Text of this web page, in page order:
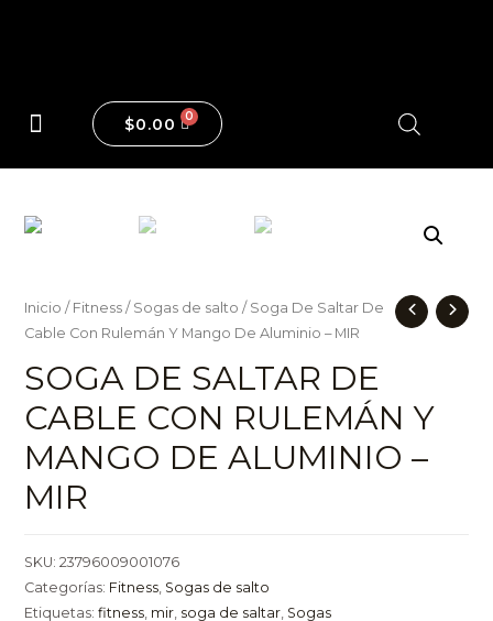
$0.00
Inicio / Fitness/ Sogas de salto / Soga De Saltar De
Cable Con Rulemán Y Mango De Aluminio – MIR
SOGA DE SALTAR DE
CABLE CON RULEMÁN Y
MANGO DE ALUMINIO –
MIR
SKU: 23796009001076
Categorías: Fitness, Sogas de salto
Etiquetas: fitness, mir, soga de saltar, Sogas